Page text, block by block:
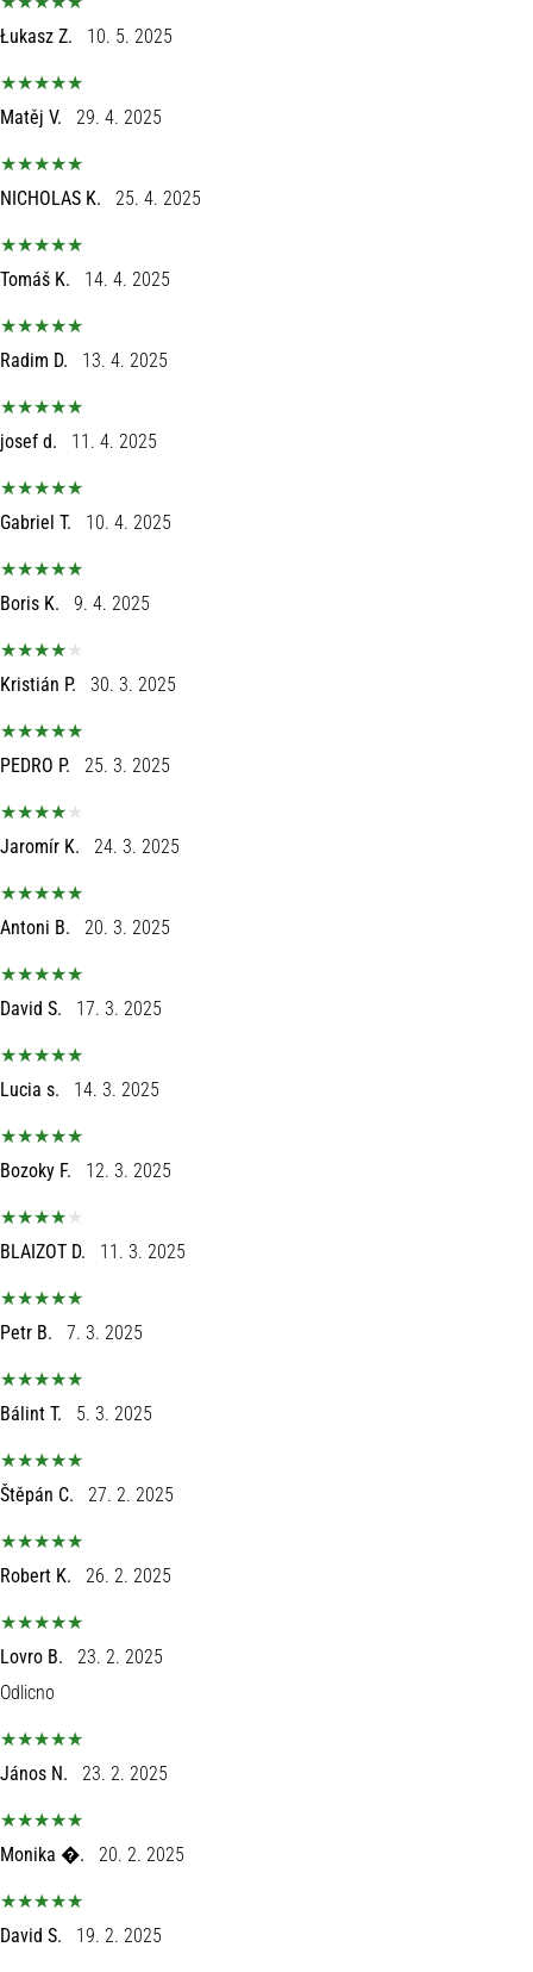
Łukasz Z. 10. 5. 2025
Matěj V. 29. 4. 2025
NICHOLAS K. 25. 4. 2025
Tomáš K. 14. 4. 2025
Radim D. 13. 4. 2025
josef d. 11. 4. 2025
Gabriel T. 10. 4. 2025
Boris K. 9. 4. 2025
Kristián P. 30. 3. 2025
PEDRO P. 25. 3. 2025
Jaromír K. 24. 3. 2025
Antoni B. 20. 3. 2025
David S. 17. 3. 2025
Lucia s. 14. 3. 2025
Bozoky F. 12. 3. 2025
BLAIZOT D. 11. 3. 2025
Petr B. 7. 3. 2025
Bálint T. 5. 3. 2025
Štěpán C. 27. 2. 2025
Robert K. 26. 2. 2025
Lovro B.
23. 2. 2025
Odlicno
János N. 23. 2. 2025
Monika �. 20. 2. 2025
David S. 19. 2. 2025